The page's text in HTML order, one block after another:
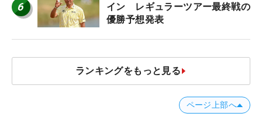
6
イン レギュラーツアー最終戦の
優勝予想発表
ランキングをもっと見る
ページ上部へ